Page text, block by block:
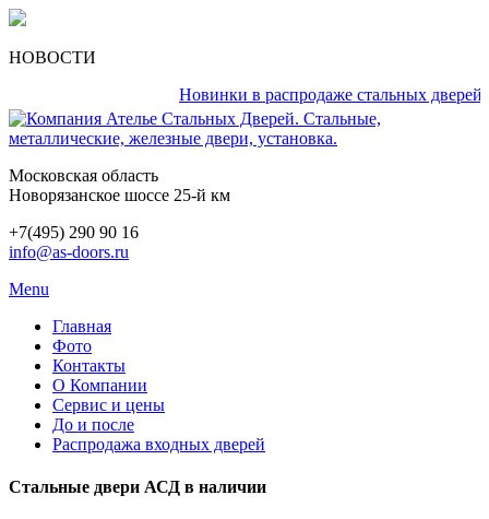
НОВОСТИ
Новинки в распродаже стальных дверей
Московская область
Новорязанское шоссе 25-й км
+7(495) 290 90 16
info@as-doors.ru
Menu
Главная
Фото
Контакты
О Компании
Сервис и цены
До и после
Распродажа входных дверей
Стальные двери АСД в наличии